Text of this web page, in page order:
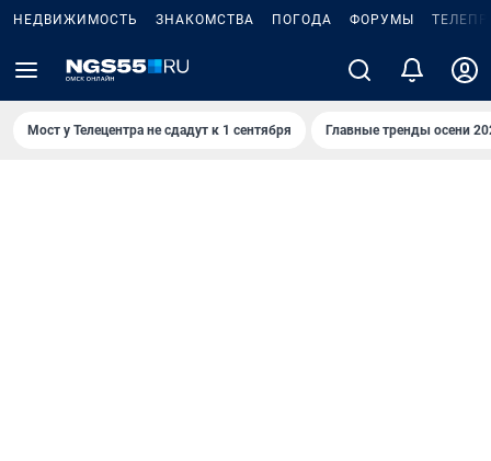
НЕДВИЖИМОСТЬ ЗНАКОМСТВА ПОГОДА ФОРУМЫ
Мост у Телецентра не сдадут к 1 сентября Главные тренды осени